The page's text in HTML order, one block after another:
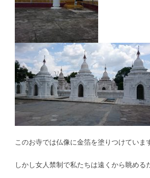
このお寺では仏像に金箔を塗りつけていま
しかし女人禁制で私たちは遠くから眺める